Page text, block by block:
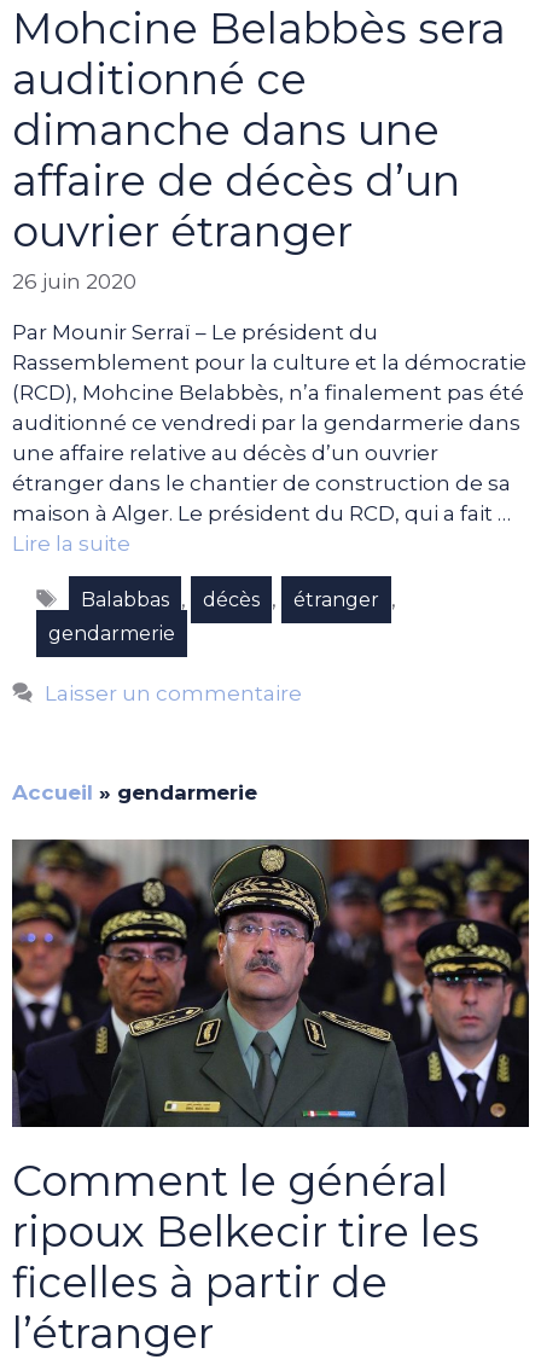
Mohcine Belabbès sera
auditionné ce
dimanche dans une
affaire de décès d’un
ouvrier étranger
26 juin 2020
Par Mounir Serraï – Le président du
Rassemblement pour la culture et la démocratie
(RCD), Mohcine Belabbès, n’a finalement pas été
auditionné ce vendredi par la gendarmerie dans
une affaire relative au décès d’un ouvrier
étranger dans le chantier de construction de sa
maison à Alger. Le président du RCD, qui a fait …
Lire la suite
Étiquettes
Balabbas , décès , étranger ,
gendarmerie
Laisser un commentaire
Accueil » gendarmerie
Comment le général
ripoux Belkecir tire les
ficelles à partir de
l’étranger